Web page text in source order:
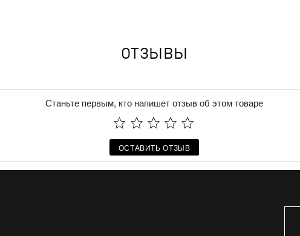
ОТЗЫВЫ
Станьте первым, кто напишет отзыв об этом товаре
ОСТАВИТЬ ОТЗЫВ